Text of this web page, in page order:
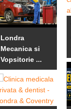
Londra
Mecanica si
Vopsitorie ...